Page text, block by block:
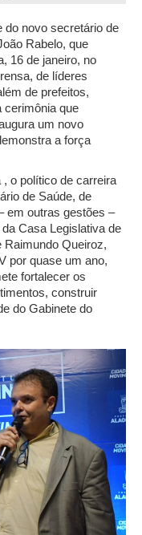
do novo secretário de
Rabelo, que
16 de janeiro, no
de líderes
de prefeitos,
cerimônia que
um novo
a força
o político de carreira
de Saúde, de
em outras gestões –
Casa Legislativa de
Raimundo Queiroz,
por quase um ano,
fortalecer os
construir
do Gabinete do